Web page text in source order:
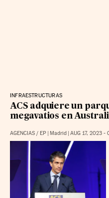
INFRAESTRUCTURAS
ACS adquiere un
megavatios en
AGENCIAS / EP | Madrid | AUG 17, 2023 -